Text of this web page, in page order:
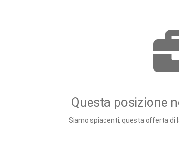
Questa posizione
Siamo spiacenti, questa offerta di